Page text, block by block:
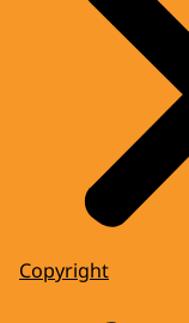
Copyright